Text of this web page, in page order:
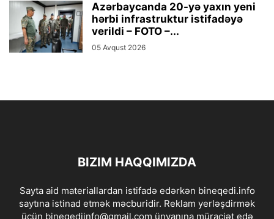
Azərbaycanda 20-yə yaxın yeni
hərbi infrastruktur istifadəyə
verildi – FOTO –...
05 Avqust 2026
BIZIM HAQQIMIZDA
Sayta aid materiallardan istifadə edərkən bineqedi.info
saytına istinad etmək məcburidir. Reklam yerləşdirmək
üçün bineqediinfo@gmail.com ünvanına müraciət edə